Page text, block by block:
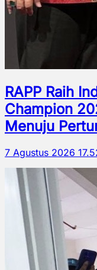
RAPP Raih
Champion
Menuju
7 Agustus 2026